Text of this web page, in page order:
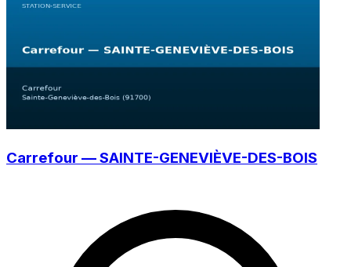
Carrefour — SAINTE-GENEVIÈVE-DES-BOIS